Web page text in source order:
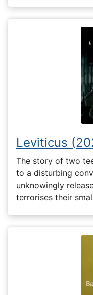
Leviticus
The story of two
to a disturbing
unknowingly
terrorises their